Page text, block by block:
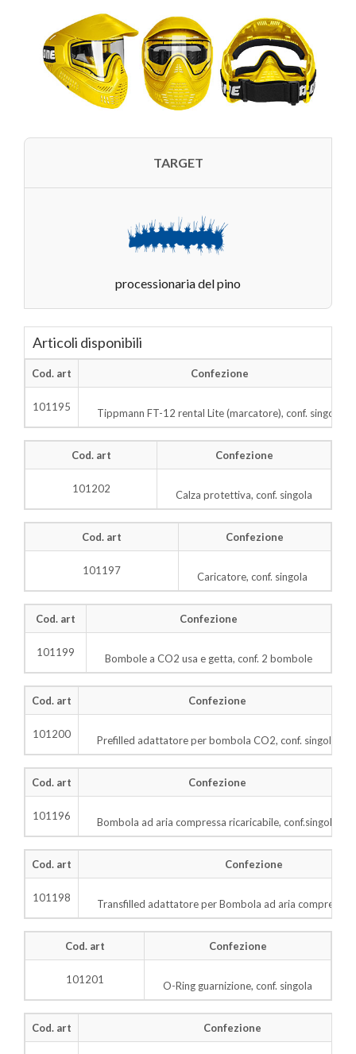
TARGET
processionaria del pino
Articoli disponibili
Cod. art Confezione
101195 Tippmann FT-12 rental Lite (marcatore), conf. singola
Cod. art Confezione
101202 Calza protettiva, conf. singola
Cod. art Confezione
101197 Caricatore, conf. singola
Cod. art Confezione
101199 Bombole a CO2 usa e getta, conf. 2 bombole
Cod. art Confezione
101200 Prefilled adattatore per bombola CO2, conf. singola
Cod. art Confezione
101196 Bombola ad aria compressa ricaricabile, conf.singola
Cod. art Confezione
101198 Transfilled adattatore per Bombola ad aria compressa,
Cod. art Confezione
101201 O-Ring guarnizione, conf. singola
Cod. art Confezione